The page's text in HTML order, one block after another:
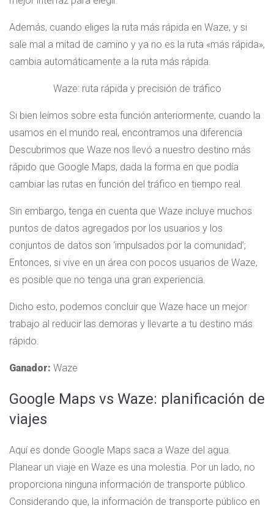
Además, cuando eliges la ruta más rápida en Waze, y si
sale mal a mitad de camino y ya no es la ruta «más rápida»,
cambia automáticamente a la ruta más rápida.
Waze: ruta rápida y precisión de tráfico
Si bien leímos sobre esta función anteriormente, cuando la
usamos en el mundo real, encontramos una diferencia
Descubrimos que Waze nos llevó a nuestro destino más
rápido que Google Maps, dada la forma en que podía
cambiar las rutas en función del tráfico en tiempo real.
Sin embargo, tenga en cuenta que Waze incluye muchos
puntos de datos agregados por los usuarios y los
conjuntos de datos son ‘impulsados ​​por la comunidad’;
Entonces, si vive en un área con pocos usuarios de Waze,
es posible que no tenga una gran experiencia.
Dicho esto, podemos concluir que Waze hace un mejor
trabajo al reducir las demoras y llevarte a tu destino más
rápido.
Ganador: Waze
Google Maps vs Waze: planificación de
viajes
Aquí es donde Google Maps saca a Waze del agua.
Planear un viaje en Waze es una molestia. Por un lado, no
proporciona ninguna información de transporte público.
Considerando que, la información de transporte público en